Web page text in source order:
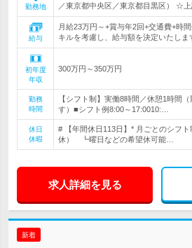
勤務地
／東京都中央区／東京都目黒区） ☆上
給与
月給23万円～+賞与年2回+交通費+時
キルを考慮し、給与額を決定いたし
初年度
年収
300万円～350万円
勤務
時間
【シフト制】実働8時間／休憩1時間
す）■シフト例8:00～17:0010:…
休日
休暇
# 【年間休日113日】* 月ごとのシフ
休） ┗曜日などの希望休可能…
求人詳細を見る
新着